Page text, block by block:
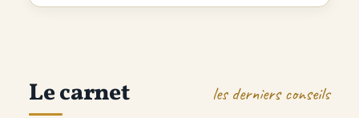
Le carnet les derniers conseils